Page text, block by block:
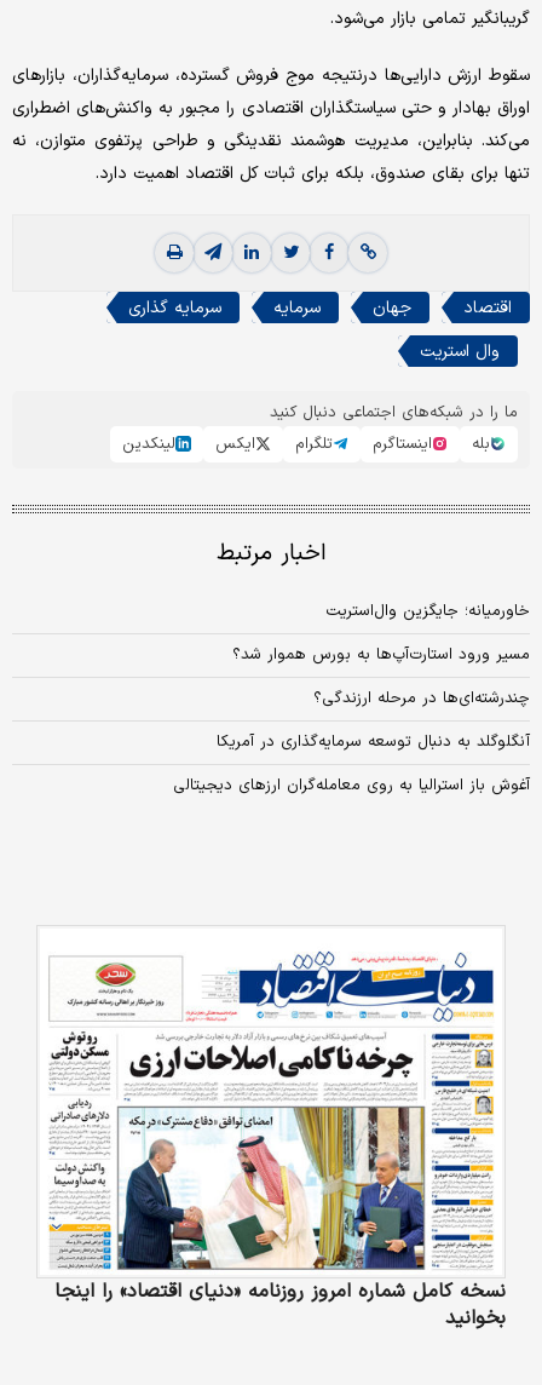
گریبانگیر تمامی بازار می‌شود.
سقوط ارزش دارایی‌ها درنتیجه موج فروش گسترده، سرمایه‌گذاران، بازارهای
اوراق بهادار و حتی سیاستگذاران اقتصادی را مجبور به واکنش‌های اضطراری
می‌کند. بنابراین، مدیریت هوشمند نقدینگی و طراحی پرتفوی متوازن، نه
تنها برای بقای صندوق، بلکه برای ثبات کل اقتصاد اهمیت دارد.
اقتصاد جهان سرمایه
سرمایه گذاری
وال استریت
ما را در شبکه‌های اجتماعی دنبال کنید
بله
اینستاگرم تلگرام ایکس لینکدین
اخبار مرتبط
خاورمیانه؛ جایگزین وال‌استریت
مسیر ورود استارت‌آپ‌ها به بورس هموار شد؟
چندرشته‏‏‌ای‏‏‌ها در مرحله ارزندگی؟
آنگلوگلد به دنبال توسعه سرمایه‌گذاری در آمریکا
آغوش باز استرالیا به روی معامله‌گران ارزهای دیجیتالی
نسخه کامل شماره امروز روزنامه «دنیای‌ اقتصاد» را اینجا
بخوانید